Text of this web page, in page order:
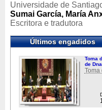
Universidade de
Sumai García, María
Escritora e tradutora
Últimos engadidos
Toma
de
Toma